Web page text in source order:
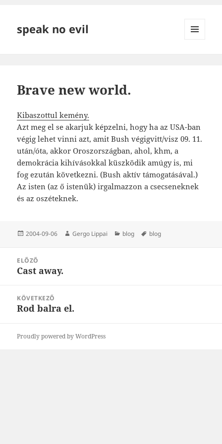
speak no evil
Brave new world.
Kibaszottul kemény.
Azt meg el se akarjuk képzelni, hogy ha az USA-ban
végig lehet vinni azt, amit Bush végigvitt/visz 09. 11.
után/óta, akkor Oroszországban, ahol, khm, a
demokrácia kihívásokkal küszködik amúgy is, mi
fog ezután következni. (Bush aktív támogatásával.)
Az isten (az ő istenük) irgalmazzon a csecseneknek
és az oszéteknek.
Közzétéve
2004-09-06 Szerző
Gergo Lippai Kategória
blog Címke
blog
navigáció
ELŐZŐ
Korábbi
Cast away.
KÖVETKEZŐ
Következő
Rod balra el.
Proudly powered by WordPress